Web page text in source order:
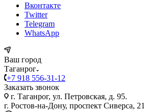
Вконтакте
Twitter
Telegram
WhatsApp
Ваш город
Таганрог
+7 918 556-31-12
Заказать звонок
г. Таганрог, ул. Петровская, д. 95.
г. Ростов-на-Дону, проспект Сиверса, 21